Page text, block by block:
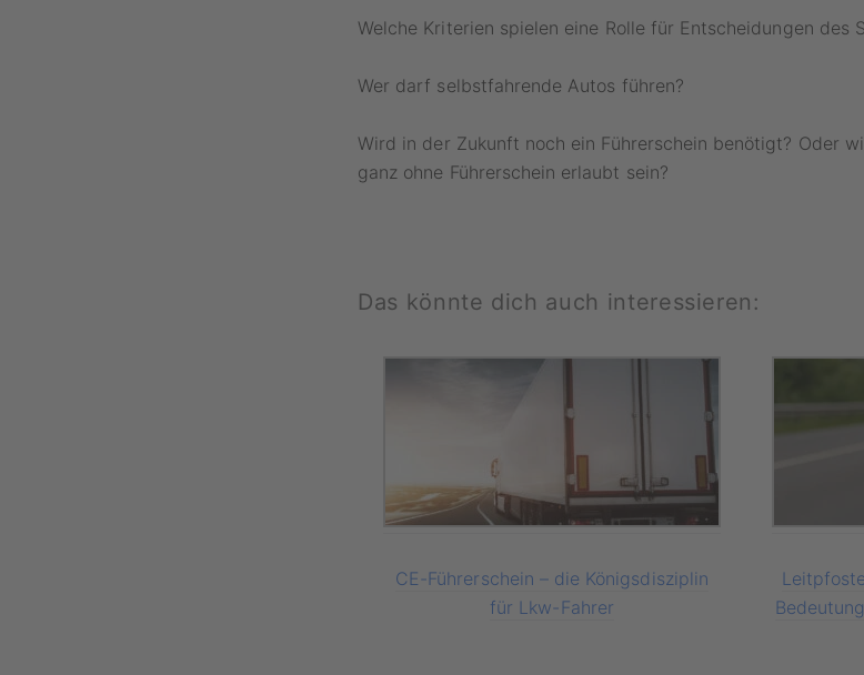
Welche Kriterien spielen eine Rolle für Entscheidungen des
Wer darf selbstfahrende Autos führen?
Wird in der Zukunft noch ein Führerschein benötigt? Oder
ganz ohne Führerschein erlaubt sein?
Das könnte dich auch interessieren:
CE-Führerschein – die Königsdisziplin
für Lkw-Fahrer